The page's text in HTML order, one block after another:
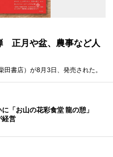
正月や盆、農事など人
田書店）が8月3日、発売された。
に「お山の花彩食堂 龍の憩」
経営